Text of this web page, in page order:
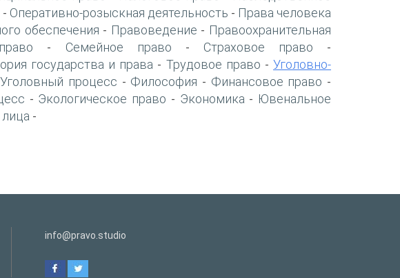
- Оперативно-розыскная деятельность - Права человека
обеспечения - Правоведение - Правоохранительная
- Семейное право - Страховое право -
государства и права - Трудовое право -Уголовно-
Уголовный процесс - Философия - Финансовое право -
- Экологическое право - Экономика - Ювенальное
-
info@pravo.studio